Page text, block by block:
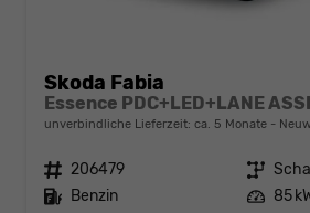
Skoda Fabia
Essence PDC+LED+LANE
unverbindliche Lieferzeit: ca. 5 Monate
Fahrzeugnr. 206479 Getriebe
Kraftstoff Benzin Leistung 85